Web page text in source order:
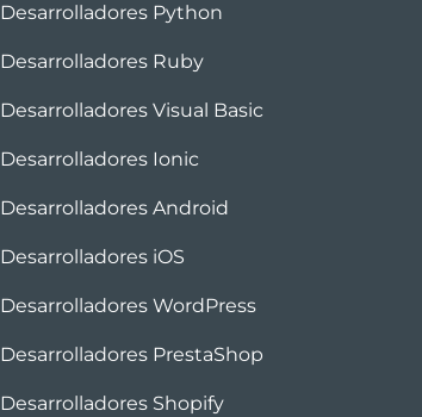
Desarrolladores Python
Desarrolladores Ruby
Desarrolladores Visual Basic
Desarrolladores Ionic
Desarrolladores Android
Desarrolladores iOS
Desarrolladores WordPress
Desarrolladores PrestaShop
Desarrolladores Shopify